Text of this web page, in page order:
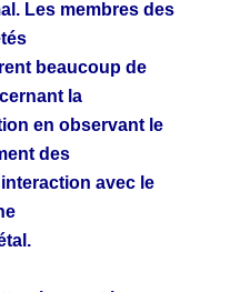
Les membres des
beaucoup de
la
en observant le
des
avec le